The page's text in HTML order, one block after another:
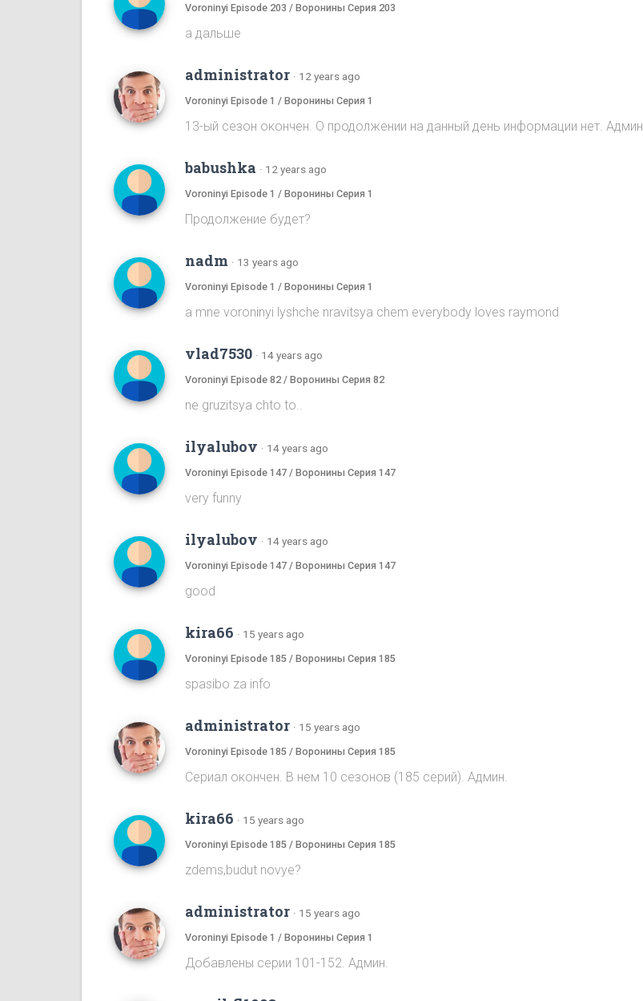
Voroninyi Episode 203 / Воронины Серия 203
а дальше
administrator · 12 years ago
Voroninyi Episode 1 / Воронины Серия 1
13-ый сезон окончен. О продолжении на данный день информации нет. Админ.
babushka · 12 years ago
Voroninyi Episode 1 / Воронины Серия 1
Продолжение будет?
nadm · 13 years ago
Voroninyi Episode 1 / Воронины Серия 1
a mne voroninyi lyshche nravitsya chem everybody loves raymond
vlad7530 · 14 years ago
Voroninyi Episode 82 / Воронины Серия 82
ne gruzitsya chto to..
ilyalubov · 14 years ago
Voroninyi Episode 147 / Воронины Серия 147
very funny
ilyalubov · 14 years ago
Voroninyi Episode 147 / Воронины Серия 147
good
kira66 · 15 years ago
Voroninyi Episode 185 / Воронины Серия 185
spasibo za info
administrator · 15 years ago
Voroninyi Episode 185 / Воронины Серия 185
Сериал окончен. В нем 10 сезонов (185 серий). Админ.
kira66 · 15 years ago
Voroninyi Episode 185 / Воронины Серия 185
zdems,budut novye?
administrator · 15 years ago
Voroninyi Episode 1 / Воронины Серия 1
Добавлены серии 101-152. Админ.